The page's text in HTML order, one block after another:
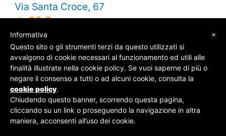
Via Santa Croce, 67
da38 €
© SOS Biglietti - P.Iva 09162100961 -Chi Siamo
Contatti-Privacy Policy
×
Informativa
Questo sito o gli strumenti terzi da questo utilizzati si
avvalgono di cookie necessari al funzionamento ed utili alle
finalità illustrate nella cookie policy. Se vuoi saperne di più o
negare il consenso a tutti o ad alcuni cookie, consulta la
cookie policy.
Chiudendo questo banner, scorrendo questa pagina,
cliccando su un link o proseguendo la navigazione in altra
maniera, acconsenti all’uso dei cookie.